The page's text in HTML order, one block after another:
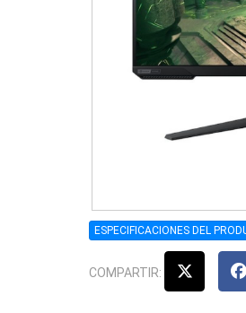
ESPECIFICACIONES DEL
COMPARTIR: